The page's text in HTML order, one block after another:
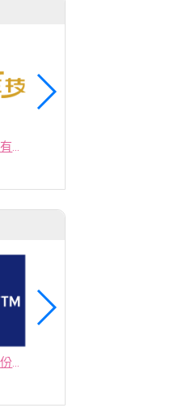
臺灣菸酒股份有限公司